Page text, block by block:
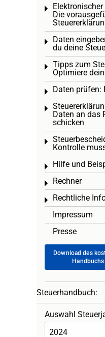
Die
Toggle menu
Daten
du deine
Toggle menu
Tipps zum
Optimiere
Toggle menu
Daten prüfen:
Toggle menu
Daten an das
schicken
Toggle menu
Kontrolle
Toggle menu
Hilfe und
Toggle menu
Rechner
Toggle menu
Rechtliche
Toggle menu
Impressum
Presse
Download des
Steuerhandbuch:
Auswahl